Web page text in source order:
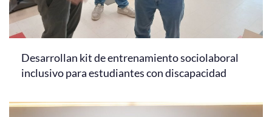
Desarrollan kit de entrenamiento sociolaboral
inclusivo para estudiantes con discapacidad